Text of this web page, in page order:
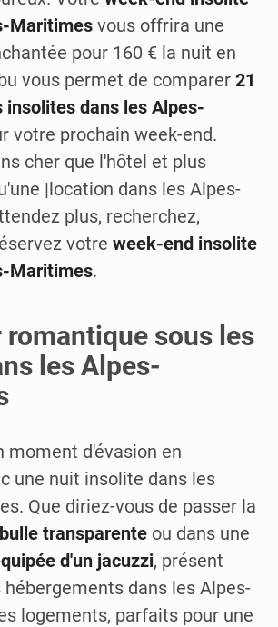
Maritimes vous offrira une
pour 160 € la nuit en
vous permet de comparer 21
insolites dans les Alpes-
votre prochain week-end.
cher que l'hôtel et plus
|location dans les Alpes-
plus, recherchez,
votre week-end insolite
Maritimes.
romantique sous les
les Alpes-
moment d'évasion en
une nuit insolite dans les
Que diriez-vous de passer la
bulle transparente ou dans une
d'un jacuzzi, présent
hébergements dans les Alpes-
logements, parfaits pour une